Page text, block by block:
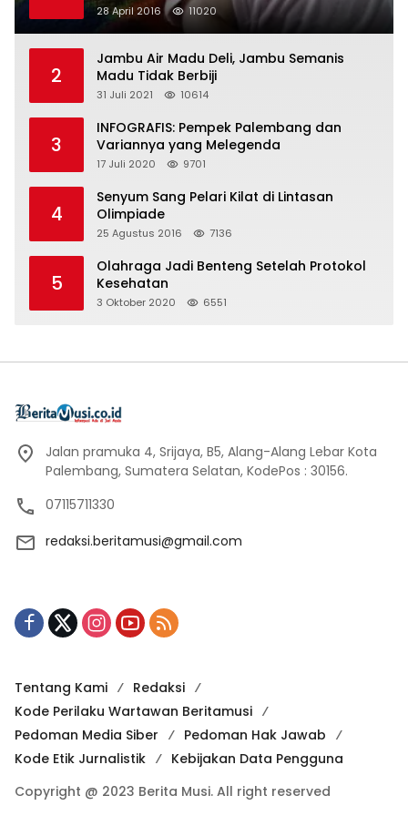
28 April 2016 11020
2
Jambu Air Madu Deli, Jambu Semanis
Madu Tidak Berbiji
31 Juli 2021 10614
3
INFOGRAFIS: Pempek Palembang dan
Variannya yang Melegenda
17 Juli 2020 9701
4
Senyum Sang Pelari Kilat di Lintasan
Olimpiade
25 Agustus 2016 7136
5
Olahraga Jadi Benteng Setelah Protokol
Kesehatan
3 Oktober 2020 6551
Jalan pramuka 4, Srijaya, B5, Alang-Alang Lebar Kota
Palembang, Sumatera Selatan, KodePos : 30156.
07115711330
redaksi.beritamusi@gmail.com
Tentang Kami
Redaksi
Kode Perilaku Wartawan Beritamusi
Pedoman Media Siber
Pedoman Hak Jawab
Kode Etik Jurnalistik
Kebijakan Data Pengguna
Copyright @ 2023 Berita Musi. All right reserved